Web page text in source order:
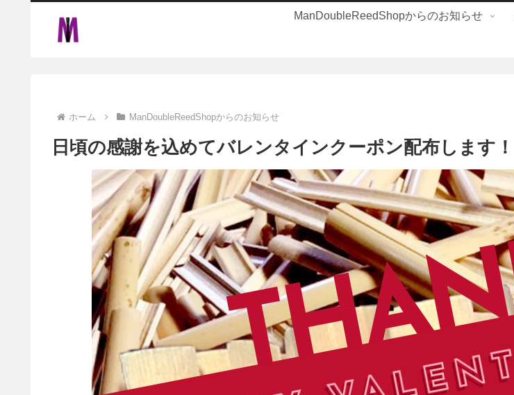
ManDoubleReedShopからのお知らせ
ホーム ManDoubleReedShopからのお知らせ
日頃の感謝を込めてバレンタインクーポン配布します！